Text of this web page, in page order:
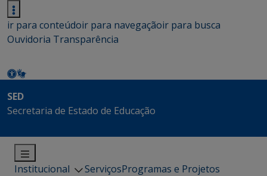
ir para conteúdoir para navegaçãoir para busca
Ouvidoria Transparência
SED
Secretaria de Estado de Educação
Institucional ServiçosProgramas e Projetos